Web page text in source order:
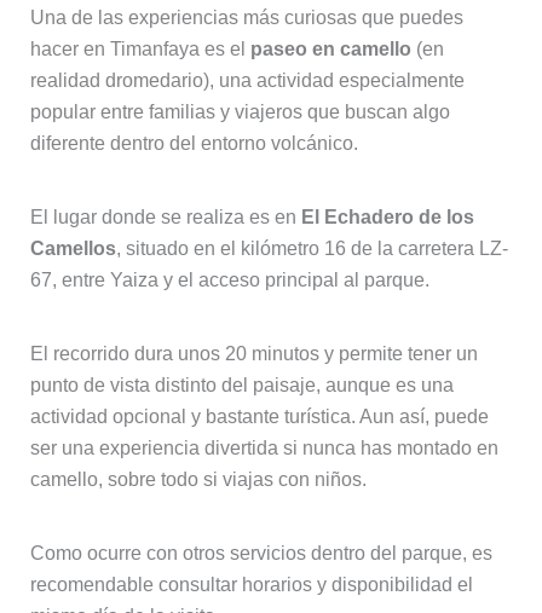
Una de las experiencias más curiosas que puedes
hacer en Timanfaya es el paseo en camello (en
realidad dromedario), una actividad especialmente
popular entre familias y viajeros que buscan algo
diferente dentro del entorno volcánico.
El lugar donde se realiza es en El Echadero de los
Camellos, situado en el kilómetro 16 de la carretera LZ-
67, entre Yaiza y el acceso principal al parque.
El recorrido dura unos 20 minutos y permite tener un
punto de vista distinto del paisaje, aunque es una
actividad opcional y bastante turística. Aun así, puede
ser una experiencia divertida si nunca has montado en
camello, sobre todo si viajas con niños.
Como ocurre con otros servicios dentro del parque, es
recomendable consultar horarios y disponibilidad el